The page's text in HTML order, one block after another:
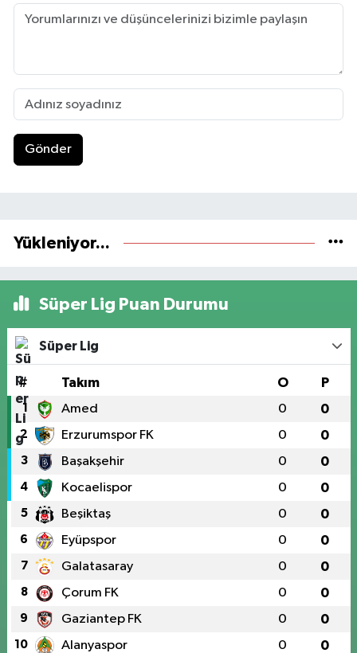
Gönder
Yükleniyor...
Süper Lig Puan Durumu
Süper Lig
# Takım O P
1 Amed 0 0
2 Erzurumspor FK 0 0
3 Başakşehir 0 0
4 Kocaelispor 0 0
5 Beşiktaş 0 0
6 Eyüpspor 0 0
7 Galatasaray 0 0
8 Çorum FK 0 0
9 Gaziantep FK 0 0
10 Alanyaspor 0 0